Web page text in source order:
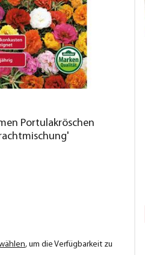
Portulakröschen
, um die Verfügbarkeit zu